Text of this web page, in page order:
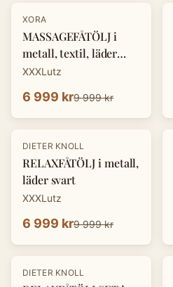
-30%
XORA
MASSAGEFÅTÖLJ i
metall, textil, läder
mörkgrå
XXXLutz
6 999 kr9 999 kr
-30%
DIETER KNOLL
RELAXFÅTÖLJ i metall,
läder svart
XXXLutz
6 999 kr9 999 kr
-33%
DIETER KNOLL